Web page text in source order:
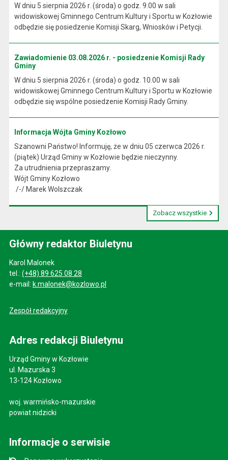
W dniu 5 sierpnia 2026 r. (środa) o godz. 9.00 w sali
widowiskowej Gminnego Centrum Kultury i Sportu w Kozłowie
odbędzie się posiedzenie Komisji Skarg, Wniosków i Petycji.
Zawiadomienie 03.08.2026 r. - posiedzenie Komisji Rady
Gminy
W dniu 5 sierpnia 2026 r. (środa) o godz. 10.00 w sali
widowiskowej Gminnego Centrum Kultury i Sportu w Kozłowie
odbędzie się wspólne posiedzenie Komisji Rady Gminy.
Informacja Wójta Gminy Kozłowo
Szanowni Państwo! Informuję, że w dniu 05 czerwca 2026 r.
(piątek) Urząd Gminy w Kozłowie będzie nieczynny.
Za utrudnienia przepraszamy.
Wójt Gminy Kozłowo
/-/ Marek Wolszczak
Zobacz wszystkie
Główny redaktor Biuletynu
Karol Malonek
tel.: (+48) 89 625 08 28
e-mail: k.malonek@kozlowo.pl
Zespół redakcyjny
Adres redakcji Biuletynu
Urząd Gminy w Kozłowie
ul. Mazurska 3
13-124 Kozłowo
woj. warmińsko-mazurskie
powiat nidzicki
Informacje o serwisie